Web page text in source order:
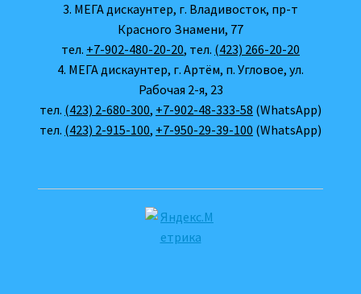
3. МЕГА дискаунтер, г. Владивосток, пр-т
Красного Знамени, 77
тел. +7-902-480-20-20, тел. (423) 266-20-20
4. МЕГА дискаунтер, г. Артём, п. Угловое, ул.
Рабочая 2-я, 23
тел. (423) 2-680-300, +7-902-48-333-58 (WhatsApp)
тел. (423) 2-915-100, +7-950-29-39-100 (WhatsApp)